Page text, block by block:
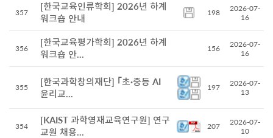
357
[한국교육인류학회] 2026년 하계
워크숍 안내
198
2026-07-
16
356
[한국교육평가학회] 2026년 하계
워크숍 안...
156
2026-07-
16
355
[한국과학창의재단] ｢초·중등 AI
윤리교...
197
2026-07-
13
354
[KAIST 과학영재교육연구원] 연구
교원 채용...
207
2026-07-
10